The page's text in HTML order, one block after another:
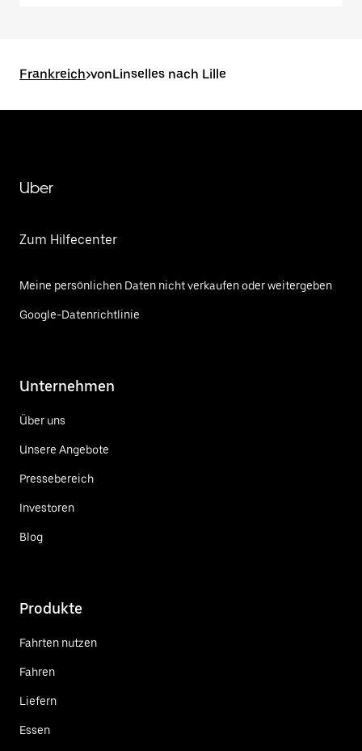
Frankreich>vonLinselles nach Lille
Uber
Zum Hilfecenter
Meine persönlichen Daten nicht verkaufen oder weitergeben
Google-Datenrichtlinie
Unternehmen
Über uns
Unsere Angebote
Pressebereich
Investoren
Blog
Produkte
Fahrten nutzen
Fahren
Liefern
Essen